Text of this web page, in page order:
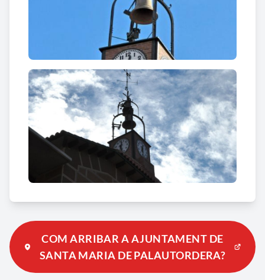
COM ARRIBAR A AJUNTAMENT DE
SANTA MARIA DE PALAUTORDERA?